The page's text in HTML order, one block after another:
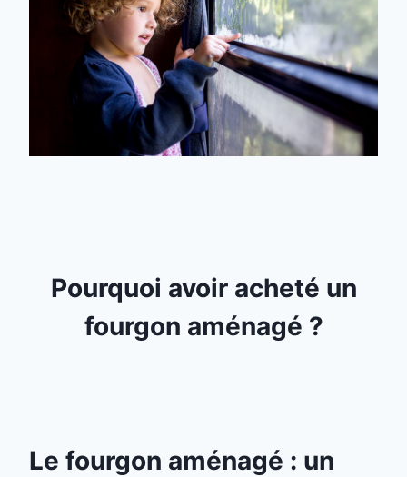
Pourquoi avoir acheté un
fourgon aménagé ?
Le fourgon aménagé : un